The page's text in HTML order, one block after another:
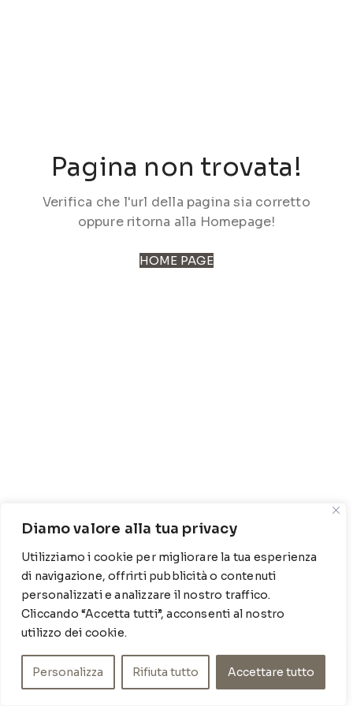
Diamo valore alla tua privacy
Utilizziamo i cookie per migliorare la tua esperienza
di navigazione, offrirti pubblicità o contenuti
personalizzati e analizzare il nostro traffico.
Cliccando “Accetta tutti”, acconsenti al nostro
utilizzo dei cookie.
Personalizza Rifiuta tutto Accettare tutto
Pagina non trovata!
Verifica che l'url della pagina sia corretto
oppure ritorna alla Homepage!
HOME PAGE